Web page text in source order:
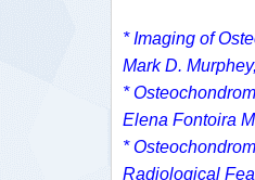
* Imaging of
Mark D.
*
Elena Fontoira
*
Radiological